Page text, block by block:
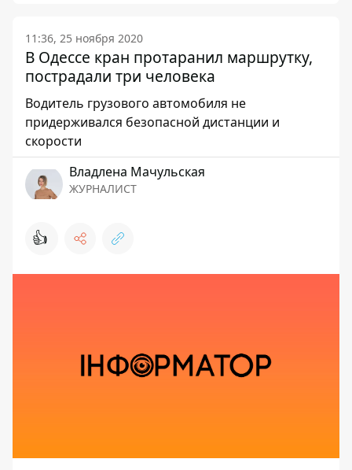
11:36, 25 ноября 2020
В Одессе кран протаранил маршрутку,
пострадали три человека
Водитель грузового автомобиля не
придерживался безопасной дистанции и
скорости
Владлена Мачульская
ЖУРНАЛИСТ
👍